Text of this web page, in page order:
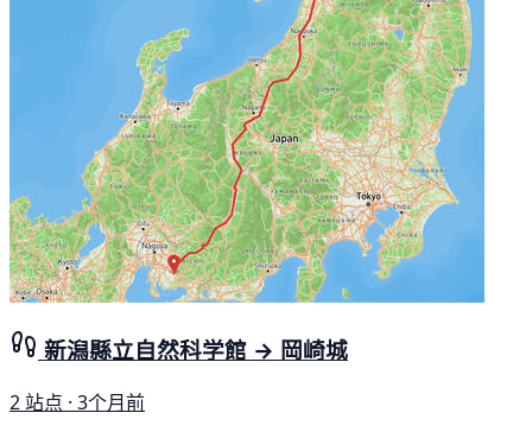
新潟縣立自然科学館 → 岡崎城
2 站点 · 3个月前